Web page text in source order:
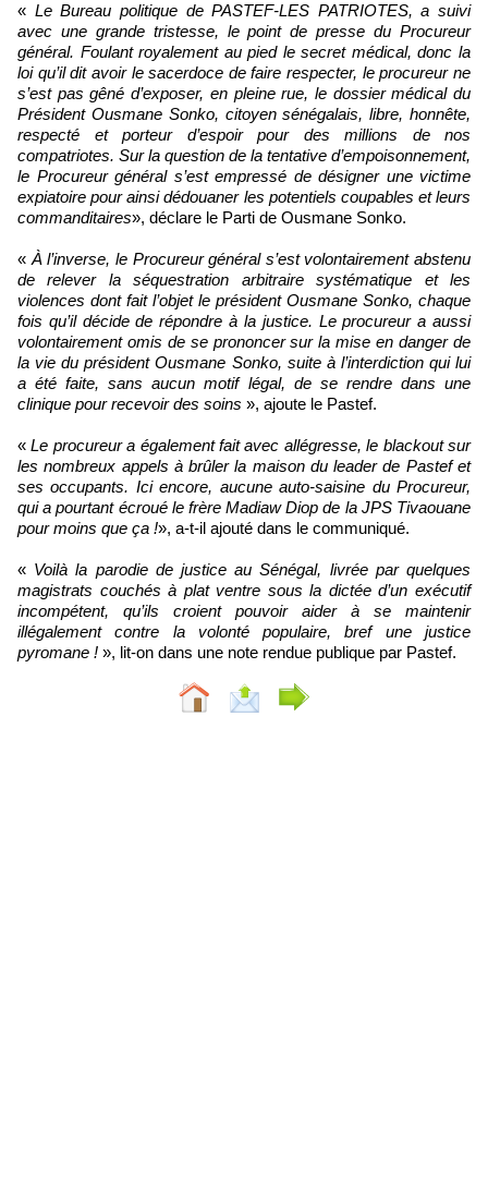
« Le Bureau politique de PASTEF-LES PATRIOTES, a suivi
avec une grande tristesse, le point de presse du Procureur
général. Foulant royalement au pied le secret médical, donc la
loi qu’il dit avoir le sacerdoce de faire respecter, le procureur ne
s’est pas gêné d’exposer, en pleine rue, le dossier médical du
Président Ousmane Sonko, citoyen sénégalais, libre, honnête,
respecté et porteur d’espoir pour des millions de nos
compatriotes. Sur la question de la tentative d’empoisonnement,
le Procureur général s’est empressé de désigner une victime
expiatoire pour ainsi dédouaner les potentiels coupables et leurs
commanditaires», déclare le Parti de Ousmane Sonko.
« À l’inverse, le Procureur général s’est volontairement abstenu
de relever la séquestration arbitraire systématique et les
violences dont fait l’objet le président Ousmane Sonko, chaque
fois qu’il décide de répondre à la justice. Le procureur a aussi
volontairement omis de se prononcer sur la mise en danger de
la vie du président Ousmane Sonko, suite à l’interdiction qui lui
a été faite, sans aucun motif légal, de se rendre dans une
clinique pour recevoir des soins », ajoute le Pastef.
«Le procureur a également fait avec allégresse, le blackout sur
les nombreux appels à brûler la maison du leader de Pastef et
ses occupants. Ici encore, aucune auto-saisine du Procureur,
qui a pourtant écroué le frère Madiaw Diop de la JPS Tivaouane
pour moins que ça !», a-t-il ajouté dans le communiqué.
« Voilà la parodie de justice au Sénégal, livrée par quelques
magistrats couchés à plat ventre sous la dictée d’un exécutif
incompétent, qu’ils croient pouvoir aider à se maintenir
illégalement contre la volonté populaire, bref une justice
pyromane ! », lit-on dans une note rendue publique par Pastef.